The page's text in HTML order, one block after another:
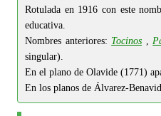
Rotulada en 1916 con este
educativa.
Nombres anteriores: Tocinos ,
singular).
En el plano de Olavide (1771)
En los planos de Álvarez-